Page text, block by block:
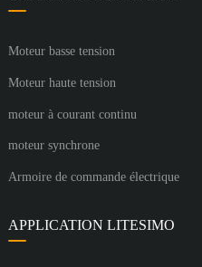
Moteur basse tension
Moteur haute tension
moteur à courant continu
moteur synchrone
Armoire de commande électrique
APPLICATION LITESIMO